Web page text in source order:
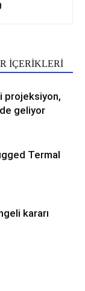
İÇERİKLERİ
projeksiyon,
geliyor
Termal
kararı